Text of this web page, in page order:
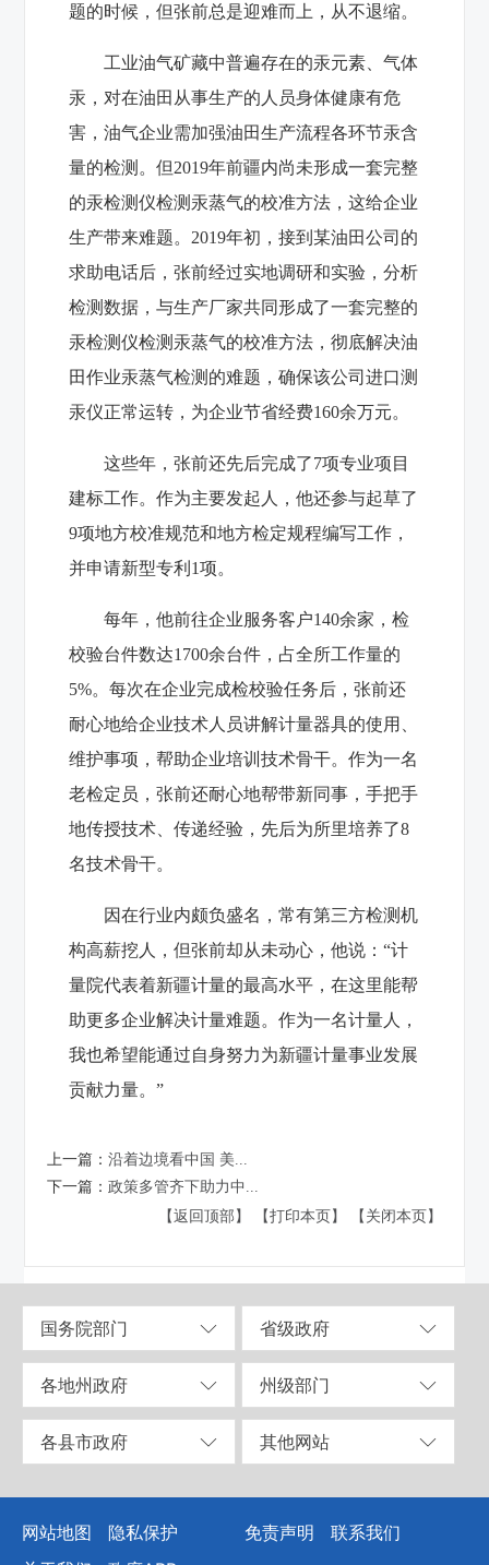
题的时候，但张前总是迎难而上，从不退缩。
工业油气矿藏中普遍存在的汞元素、气体
汞，对在油田从事生产的人员身体健康有危
害，油气企业需加强油田生产流程各环节汞含
量的检测。但2019年前疆内尚未形成一套完整
的汞检测仪检测汞蒸气的校准方法，这给企业
生产带来难题。2019年初，接到某油田公司的
求助电话后，张前经过实地调研和实验，分析
检测数据，与生产厂家共同形成了一套完整的
汞检测仪检测汞蒸气的校准方法，彻底解决油
田作业汞蒸气检测的难题，确保该公司进口测
汞仪正常运转，为企业节省经费160余万元。
这些年，张前还先后完成了7项专业项目
建标工作。作为主要发起人，他还参与起草了
9项地方校准规范和地方检定规程编写工作，
并申请新型专利1项。
每年，他前往企业服务客户140余家，检
校验台件数达1700余台件，占全所工作量的
5%。每次在企业完成检校验任务后，张前还
耐心地给企业技术人员讲解计量器具的使用、
维护事项，帮助企业培训技术骨干。作为一名
老检定员，张前还耐心地帮带新同事，手把手
地传授技术、传递经验，先后为所里培养了8
名技术骨干。
因在行业内颇负盛名，常有第三方检测机
构高薪挖人，但张前却从未动心，他说：“计
量院代表着新疆计量的最高水平，在这里能帮
助更多企业解决计量难题。作为一名计量人，
我也希望能通过自身努力为新疆计量事业发展
贡献力量。”
上一篇：沿着边境看中国 美...
下一篇：政策多管齐下助力中...
【返回顶部】
【打印本页】 【关闭本页】
国务院部门 省级政府
各地州政府 州级部门
各县市政府 其他网站
网站地图 隐私保护 免责声明
联系我们